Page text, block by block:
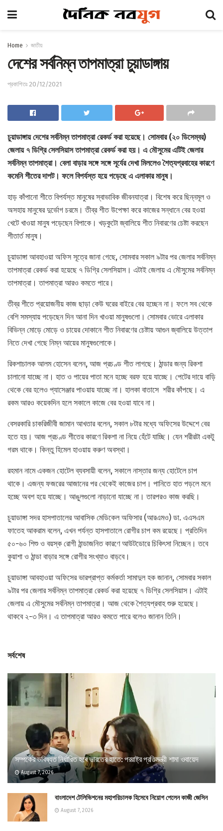
Home জাতীয়
দেশের সর্বনিম্ন তাপমাত্রা চুয়াডাঙ্গায়
প্রকাশিতঃ 20/12/2021
চুয়াডাঙ্গায় দেশের সর্বনিম্ন তাপমাত্রা রেকর্ড করা হয়েছে। সোমবার (২০ ডিসেম্বর)
জেলায় ৭ ডিগ্রি সেলসিয়াস তাপমাত্রা রেকর্ড করা হয়। এ মৌসুমের এটিই জেলার
সর্বনিম্ন তাপমাত্রা। বেলা বাড়ার সঙ্গে সঙ্গে সূর্যের দেখা মিললেও শৈত্যপ্রবাহের কারণে
কমেনি শীতের দাপট। ফলে বিপর্যস্ত হয়ে পড়েছে এ এলাকার মানুষ।
হাড় কাঁপানো শীতে বিপর্যস্ত মানুষের স্বাভাবিক জীবনযাত্রা। বিশেষ করে ছিন্নমূল ও
অসহায় মানুষের দুর্ভোগ চরমে। তীব্র শীত উপেক্ষা করে কাজের সন্ধানে বের হওয়া
খেটে খাওয়া মানুষ পড়েছেন বিপাকে। খড়কুটো জ্বালিয়ে শীত নিবারণের চেষ্টা করছেন
শীতার্ত মানুষ।
চুয়াডাঙ্গা আবহাওয়া অফিস সূত্রে জানা গেছে, সোমবার সকাল ৯টার পর জেলার সর্বনিম্ন
তাপমাত্রা রেকর্ড করা হয়েছে ৭ ডিগ্রি সেলসিয়াস। এটাই জেলায় এ মৌসুমের সর্বনিম্ন
তাপমাত্রা। তাপমাত্রা আরও কমতে পারে।
তীব্র শীতে প্রয়োজনীয় কাজ ছাড়া কেউ ঘরের বাইরে বের হচ্ছেন না। ফলে সব থেকে
বেশি সমস্যায় পড়েছেন দিন আনা দিন খাওয়া মানুষগুলো। সোমবার ভোরে এলাকার
বিভিন্ন মোড়ে মোড়ে ও চায়ের দোকানে শীত নিবারণের চেষ্টায় আগুন জ্বালিয়ে উত্তাপ
নিতে দেখা গেছে নিম্ন আয়ের মানুষগুলোকে।
রিকশাচালক আলম হোসেন বলেন, আজ প্রচণ্ড শীত লাগছে। ঠান্ডার জন্য রিকশা
চালানো যাচ্ছে না। হাত ও পায়ের পাতা মনে হচ্ছে বরফ হয়ে যাচ্ছে। পেটের দায়ে বাড়ি
থেকে বের হলেও প্যাসেঞ্জার পাওয়ায় যাচ্ছে না। হালকা বাতাসে শরীর কাঁপছে। এ
রকম আরও কয়েকদিন হলে সকালে কাজে বের হওয়া যাবে না।
বেসরকারি চাকরিজীবী জামান আখতার বলেন, সকাল ৮টার মধ্যে অফিসের উদ্দেশে বের
হতে হয়। আজ প্রচণ্ড শীতের কারণে রিকশা না নিয়ে হেঁটে যাচ্ছি। যেন শরীরটা একটু
গরম থাকে। কিন্তু হিমেল হাওয়ায় করুণ অবস্থা।
রহমান নামে একজন হোটেল ব্যবসায়ী বলেন, সকালে নাস্তার জন্য হোটেলে চাপ
থাকে। এজন্য ফজরের আজানের পর থেকেই কাজের চাপ। পানিতে হাত পড়লে মনে
হচ্ছে অবশ হয়ে যাচ্ছে। আঙুলগুলো নাড়ানো যাচ্ছে না। তারপরও কাজ করছি।
চুয়াডাঙ্গা সদর হাসপাতালের আবাসিক মেডিকেল অফিসার (আরএমও) ডা. এএসএম
ফাতেহ আকরাম বলেন, এখন পর্যন্ত হাসপাতালে রোগীর চাপ কম রয়েছে। প্রতিদিন
৫০-৬০ শিশু ও বয়স্ক রোগী ঠান্ডাজনিত কারণে আউটডোরে চিকিৎসা নিচ্ছেন। তবে
কুয়াশা ও ঠান্ডা বাড়ার সঙ্গে রোগীর সংখ্যাও বাড়বে।
চুয়াডাঙ্গা আবহাওয়া অফিসের ভারপ্রাপ্ত কর্মকর্তা সামাদুল হক জানান, সোমবার সকাল
৯টার পর জেলার সর্বনিম্ন তাপমাত্রা রেকর্ড করা হয়েছে ৭ ডিগ্রি সেলসিয়াস। এটাই
জেলায় এ মৌসুমের সর্বনিম্ন তাপমাত্রা। আজ থেকে শৈত্যপ্রবাহ শুরু হয়েছে।
থাকবে ২-৩ দিন। এ তাপমাত্রা আরও কমতে পারে বলেও জানান তিনি।
সর্বশেষ
সম্পর্কের ভবিষ্যত নির্ধারিত হবে ভারতের হাতে: পররাষ্ট্র প্রতিমন্ত্রী শামা ওবায়েদ
August 7, 2026
বাংলাদেশ টেলিভিশনের মহাপরিচালক হিসেবে নিয়োগ পেলেন কাজী জেসিন
August 7, 2026